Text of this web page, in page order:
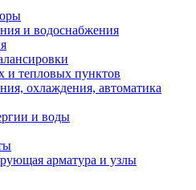
и водоснабжения
и тепловых пунктов
охлаждения, автоматика
и воды
арматура и узлы